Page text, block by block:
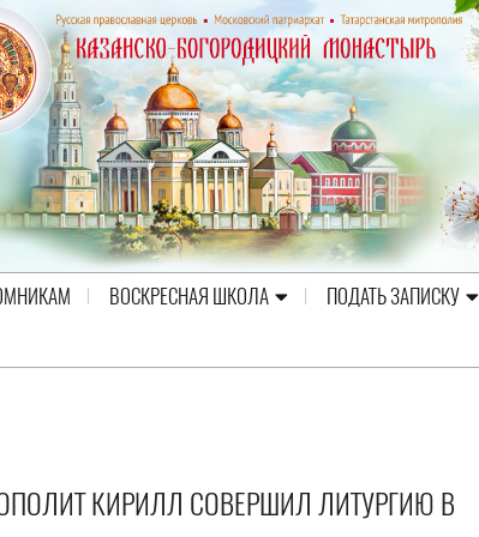
ВОСКРЕСНАЯ ШКОЛА ПОДАТЬ ЗАПИСКУ
КИРИЛЛ СОВЕРШИЛ ЛИТУРГИЮ В